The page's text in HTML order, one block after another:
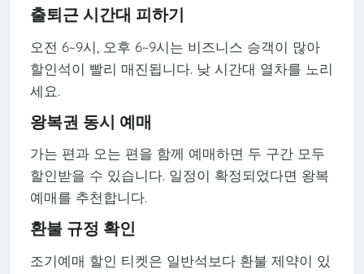
출퇴근 시간대 피하기
오전 6~9시, 오후 6~9시는 비즈니스 승객이 많아
할인석이 빨리 매진됩니다. 낮 시간대 열차를 노리
세요.
왕복권 동시 예매
가는 편과 오는 편을 함께 예매하면 두 구간 모두
할인받을 수 있습니다. 일정이 확정되었다면 왕복
예매를 추천합니다.
환불 규정 확인
조기예매 할인 티켓은 일반석보다 환불 제약이 있